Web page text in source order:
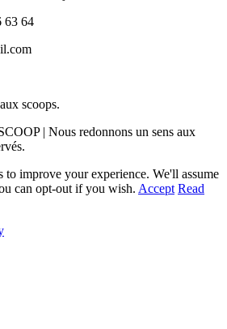
63 64
scoops.
| Nous redonnons un sens aux
to improve your experience. We'll assume
can opt-out if you wish. Accept Read